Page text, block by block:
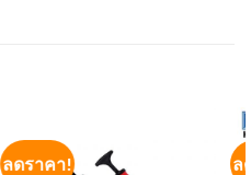
ลดราคา! ล